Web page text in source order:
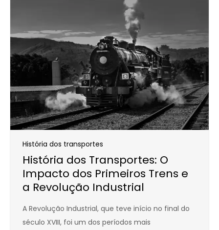
História dos transportes
História dos Transportes: O
Impacto dos Primeiros Trens e
a Revolução Industrial
A Revolução Industrial, que teve início no final do
século XVIII, foi um dos períodos mais